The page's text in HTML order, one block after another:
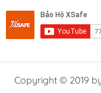
Copyright © 2019